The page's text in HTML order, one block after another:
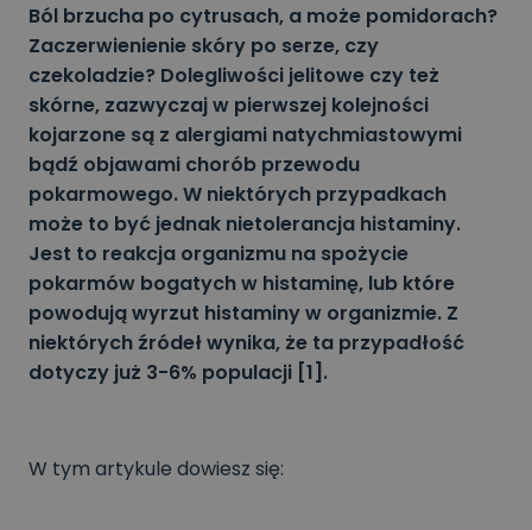
Ból brzucha po cytrusach, a może pomidorach?
Zaczerwienienie skóry po serze, czy
czekoladzie? Dolegliwości jelitowe czy też
skórne, zazwyczaj w pierwszej kolejności
kojarzone są z alergiami natychmiastowymi
bądź objawami chorób przewodu
pokarmowego. W niektórych przypadkach
może to być jednak nietolerancja histaminy.
Jest to reakcja organizmu na spożycie
pokarmów bogatych w histaminę, lub które
powodują wyrzut histaminy w organizmie. Z
niektórych źródeł wynika, że ta przypadłość
dotyczy już 3-6% populacji [1].
W tym artykule dowiesz się: